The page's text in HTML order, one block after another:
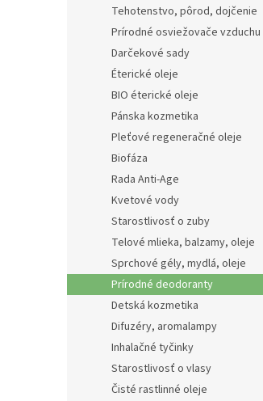
Tehotenstvo, pôrod, dojčenie
Prírodné osviežovače vzduchu
Darčekové sady
Éterické oleje
BIO éterické oleje
Pánska kozmetika
Pleťové regeneračné oleje
Biofáza
Rada Anti-Age
Kvetové vody
Starostlivosť o zuby
Telové mlieka, balzamy, oleje
Sprchové gély, mydlá, oleje
Prírodné deodoranty
Detská kozmetika
Difuzéry, aromalampy
Inhalačné tyčinky
Starostlivosť o vlasy
Čisté rastlinné oleje